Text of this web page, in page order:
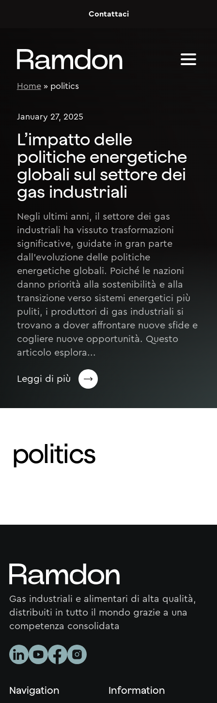
Contattaci
Home» politics
January 27, 2025
L’impatto delle
politiche energetiche
globali sul settore dei
gas industriali
Negli ultimi anni, il settore dei gas
industriali ha vissuto trasformazioni
significative, guidate in gran parte
dall’evoluzione delle politiche
energetiche globali. Poiché le nazioni
danno priorità alla sostenibilità e alla
transizione verso sistemi energetici più
puliti, i produttori di gas industriali si
trovano a dover affrontare nuove sfide e
cogliere nuove opportunità. Questo
articolo esplora...
Leggi di più
politics
Gas industriali e alimentari di alta qualità,
distribuiti in tutto il mondo grazie a una
competenza consolidata
Navigation Information